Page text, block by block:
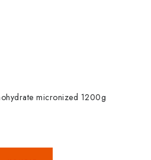
micronized 1200g